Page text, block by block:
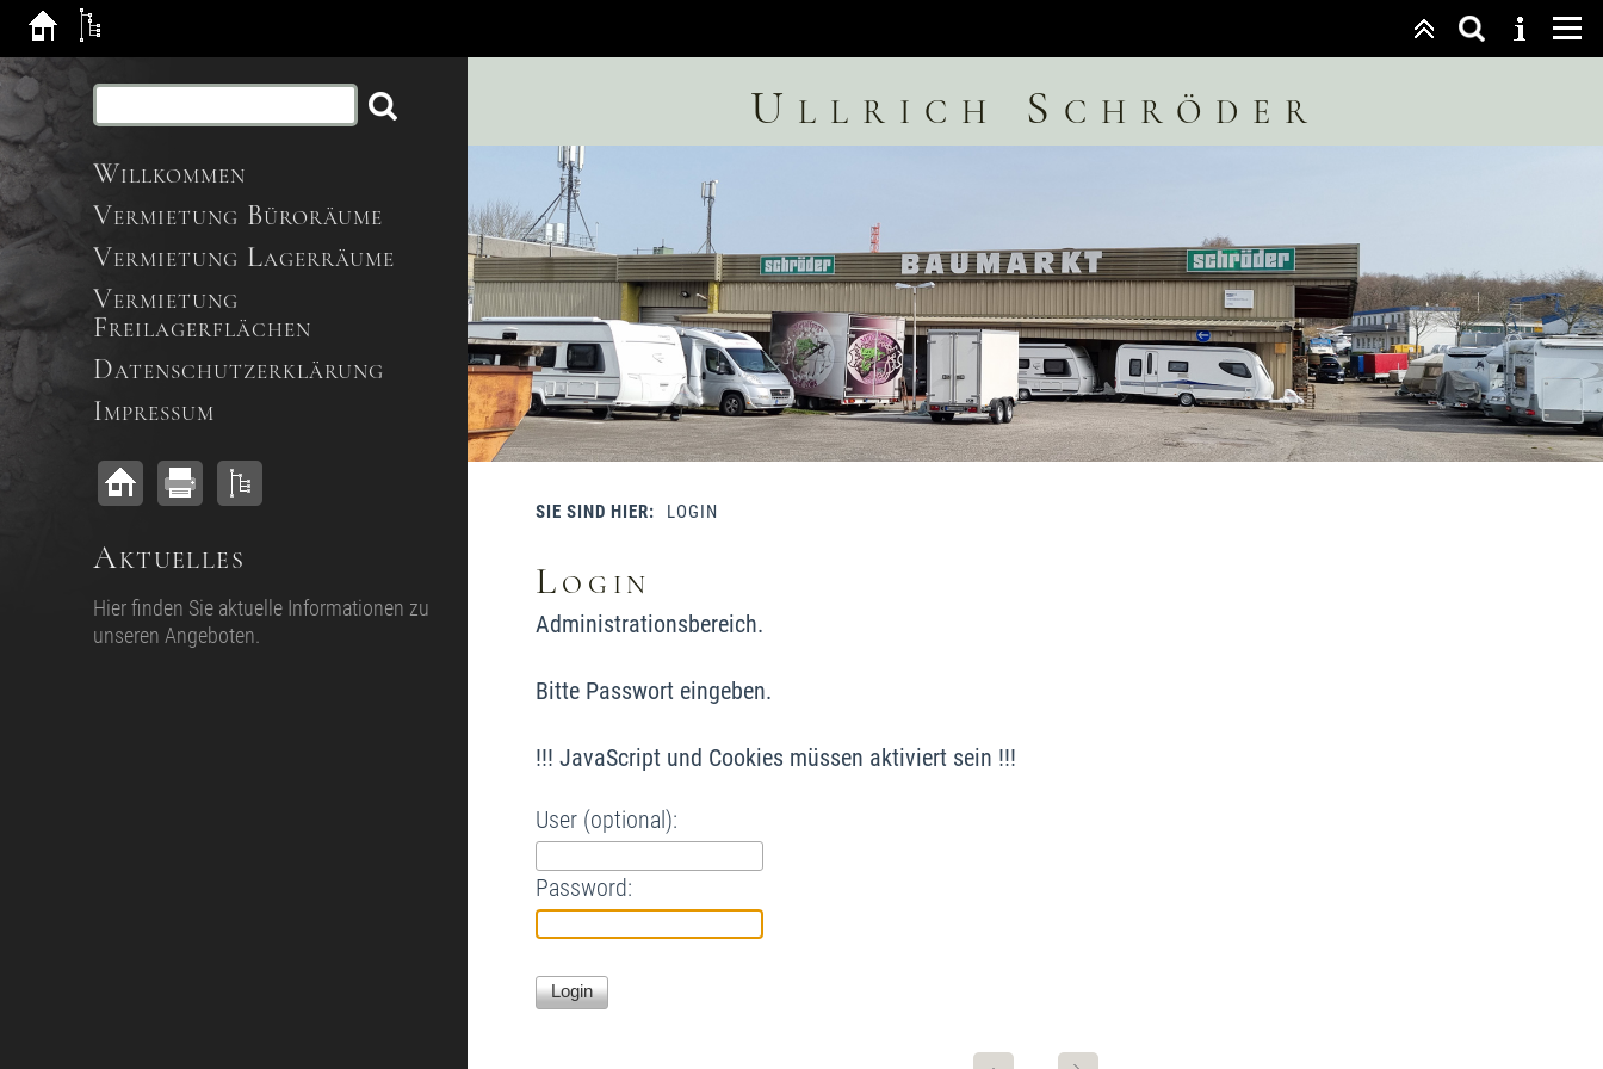
Ullrich Schröder
SIE SIND HIER: LOGIN
Login
Administrationsbereich.
Bitte Passwort eingeben.
!!! JavaScript und Cookies müssen aktiviert sein !!!
User (optional):
Password:
Willkommen
Vermietung Büroräume
Vermietung Lagerräume
Vermietung
Freilagerflächen
Datenschutzerklärung
Impressum
Aktuelles
Hier finden Sie aktuelle Informationen zu
unseren Angeboten.